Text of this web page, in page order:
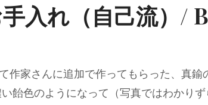
入れ（自己流）/
作家さんに追加で作ってもらった、真鍮
飴色のようになって（写真ではわかり